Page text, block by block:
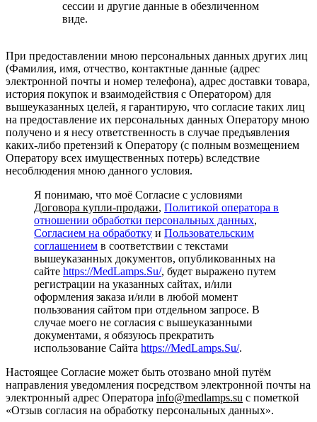
сессии и другие данные в обезличенном
виде.
При предоставлении мною персональных данных других лиц
(Фамилия, имя, отчество, контактные данные (адрес
электронной почты и номер телефона), адрес доставки товара,
история покупок и взаимодействия с Оператором) для
вышеуказанных целей, я гарантирую, что согласие таких лиц
на предоставление их персональных данных Оператору мною
получено и я несу ответственность в случае предъявления
каких-либо претензий к Оператору (с полным возмещением
Оператору всех имущественных потерь) вследствие
несоблюдения мною данного условия.
Я понимаю, что моё Согласие с условиями
Договора купли-продажи, Политикой оператора в
отношении обработки персональных данных,
Согласием на обработку и Пользовательским
соглашением в соответствии с текстами
вышеуказанных документов, опубликованных на
сайте https://MedLamps.Su/, будет выражено путем
регистрации на указанных сайтах, и/или
оформления заказа и/или в любой момент
пользования сайтом при отдельном запросе. В
случае моего не согласия с вышеуказанными
документами, я обязуюсь прекратить
использование Сайта https://MedLamps.Su/.
Настоящее Согласие может быть отозвано мной путём
направления уведомления посредством электронной почты на
электронный адрес Оператора info@medlamps.su с пометкой
«Отзыв согласия на обработку персональных данных».